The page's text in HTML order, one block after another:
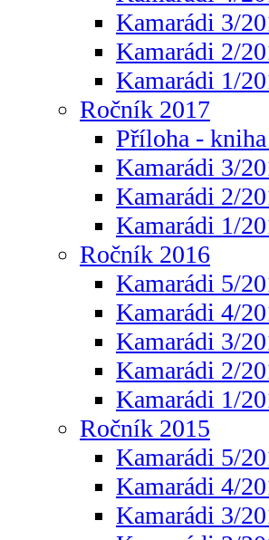
Kamarádi 3/
Kamarádi 2/
Kamarádi 1/
Ročník 2017
Příloha -
Kamarádi 3/
Kamarádi 2/
Kamarádi 1/
Ročník 2016
Kamarádi 5/
Kamarádi 4/
Kamarádi 3/
Kamarádi 2/
Kamarádi 1/
Ročník 2015
Kamarádi 5/
Kamarádi 4/
Kamarádi 3/